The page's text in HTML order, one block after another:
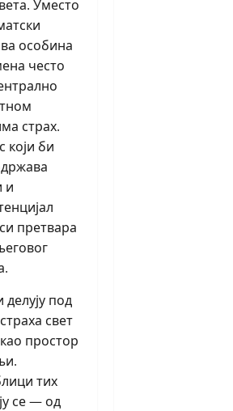
Уместо
особина
често
страх.
који би
и
претвара
под
свет
простор
тих
се — од